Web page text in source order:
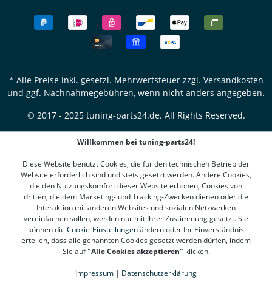
* Alle Preise inkl. gesetzl. Mehrwertsteuer zzgl. Versandkosten
und ggf. Nachnahmegebühren, wenn nicht anders angegeben.
© 2017 - 2025 tuning-parts24.de. All Rights Reserved.
Willkommen bei tuning-parts24!
Diese Website benutzt Cookies, die für den technischen Betrieb der
Website erforderlich sind und stets gesetzt werden. Andere Cookies,
die den Nutzungskomfort dieser Website erhöhen, Cookies von
dritten, die dem Marketing- und Tracking-Zwecken dienen oder die
Interaktion mit anderen Websites und sozialen Netzwerken
vereinfachen sollen, werden nur mit Ihrer Zustimmung gesetzt. Sie
können die Cookie-Einstellungenändern oder Ihr Einverständnis
erteilen, dass alle genannten Cookies gesetzt werden dürfen, indem
Sie auf"Alle Cookies akzeptieren" klicken.
Impressum | Datenschutzerklärung